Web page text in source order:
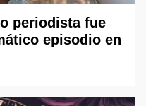
periodista fue
episodio en